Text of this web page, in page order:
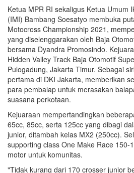
Ketua MPR RI sekaligus Ketua Umum
(IMI) Bambang Soesatyo membuka
Motocross Championship 2021,
yang diselenggarakan oleh Baja
bersama Dyandra Promosindo.
Hidden Valley Track Baja Otomotif
Pulogadung, Jakarta Timur. Sebagai
pertama di DKI Jakarta, memberikan
para pembalap untuk merasakan
suasana perkotaan.
Kejuaraan mempertandingkan
65cc, 85cc, serta 125cc yang dibagi
junior, ditambah kelas MX2 (250cc).
supporting class One Make Race 150-
motor untuk komunitas.
"Tidak kurang dari 170 crosser junior